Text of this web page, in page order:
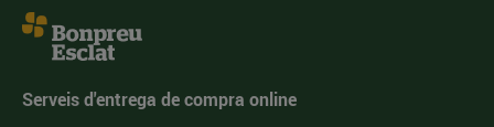
Serveis d'entrega de compra online